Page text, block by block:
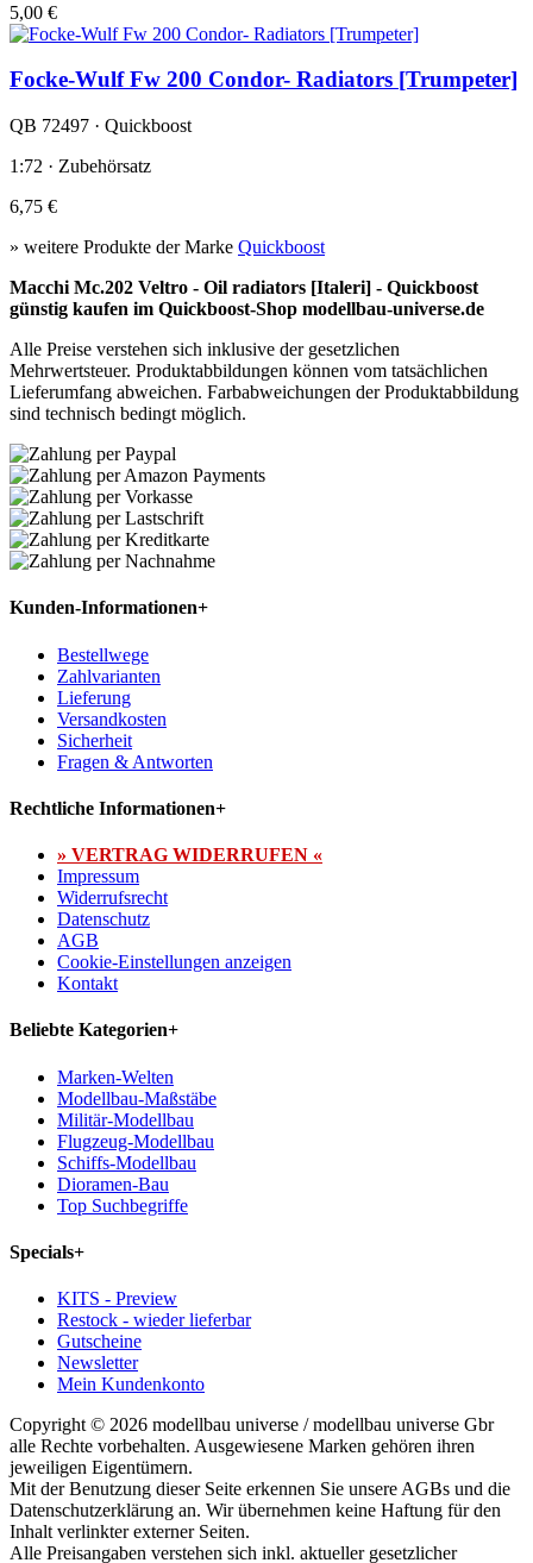
5,00 €
Focke-Wulf Fw 200 Condor- Radiators [Trumpeter]
QB 72497 · Quickboost
1:72 · Zubehörsatz
6,75 €
» weitere Produkte der Marke Quickboost
Macchi Mc.202 Veltro - Oil radiators [Italeri] - Quickboost
günstig kaufen im Quickboost-Shop modellbau-universe.de
Alle Preise verstehen sich inklusive der gesetzlichen
Mehrwertsteuer. Produktabbildungen können vom tatsächlichen
Lieferumfang abweichen. Farbabweichungen der Produktabbildung
sind technisch bedingt möglich.
Kunden-Informationen+
Bestellwege
Zahlvarianten
Lieferung
Versandkosten
Sicherheit
Fragen & Antworten
Rechtliche Informationen+
» VERTRAG WIDERRUFEN «
Impressum
Widerrufsrecht
Datenschutz
AGB
Cookie-Einstellungen anzeigen
Kontakt
Beliebte Kategorien+
Marken-Welten
Modellbau-Maßstäbe
Militär-Modellbau
Flugzeug-Modellbau
Schiffs-Modellbau
Dioramen-Bau
Top Suchbegriffe
Specials+
KITS - Preview
Restock - wieder lieferbar
Gutscheine
Newsletter
Mein Kundenkonto
Copyright © 2026 modellbau universe / modellbau universe Gbr
alle Rechte vorbehalten. Ausgewiesene Marken gehören ihren
jeweiligen Eigentümern.
Mit der Benutzung dieser Seite erkennen Sie unsere AGBs und die
Datenschutzerklärung an. Wir übernehmen keine Haftung für den
Inhalt verlinkter externer Seiten.
Alle Preisangaben verstehen sich inkl. aktueller gesetzlicher